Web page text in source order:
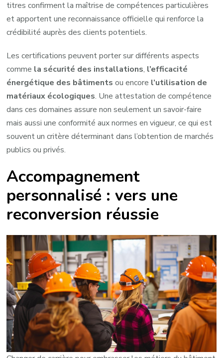
titres confirment la maîtrise de compétences particulières
et apportent une reconnaissance officielle qui renforce la
crédibilité auprès des clients potentiels.
Les certifications peuvent porter sur différents aspects
comme la sécurité des installations, l’efficacité
énergétique des bâtiments ou encore l’utilisation de
matériaux écologiques. Une attestation de compétence
dans ces domaines assure non seulement un savoir-faire
mais aussi une conformité aux normes en vigueur, ce qui est
souvent un critère déterminant dans l’obtention de marchés
publics ou privés.
Accompagnement
personnalisé : vers une
reconversion réussie